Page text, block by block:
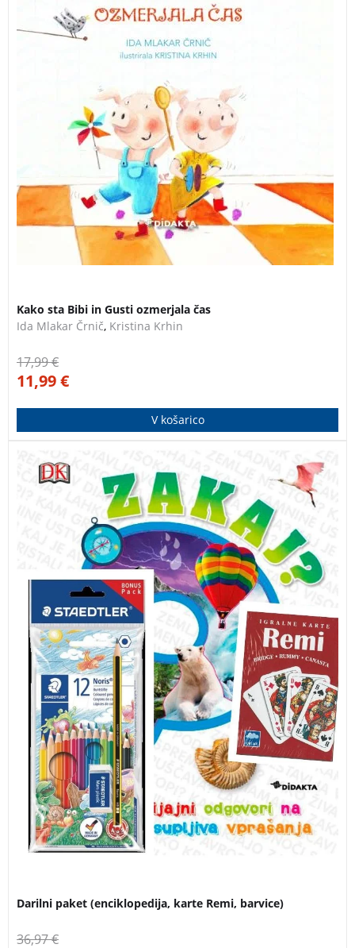
dogodivščine, spoznavata drug drugega in svet okoli
sebe.Kako sta Bibi in Gusti ozmerjala čas
Kako sta Bibi in Gusti ozmerjala čas
Ida Mlakar Črnič, Kristina Krhin
17,99€
11,99€
V košarico
Darilni paket (enciklopedija, karte Remi, barvice)
36,97€